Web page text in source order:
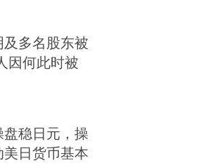
及多名股东被
因何此时被
稳日元，操
日货币基本